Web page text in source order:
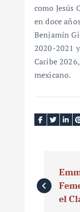
como Jesús
en doce
Benjamín
2020-2021
Caribe
mexicano.
a
el